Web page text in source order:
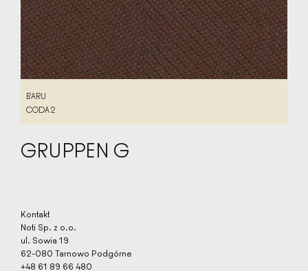
BARU
BARU
CODA 2
GRUPPEN G
Kontakt
Noti Sp. z o.o.
ul. Sowia 19
62-080 Tarnowo Podgórne
+48 61 89 66 480